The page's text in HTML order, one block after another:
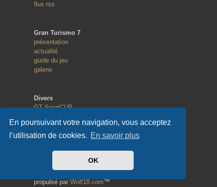
En poursuivant votre navigation, vous acceptez
l’utilisation de cookies. En savoir plus
OK
flux rss
Gran Turismo 7
présentation
actualité
guide du jeu
galerie
Divers
GT SportCUP
Random Race
Copyright
propulsé par Wolf18.com™